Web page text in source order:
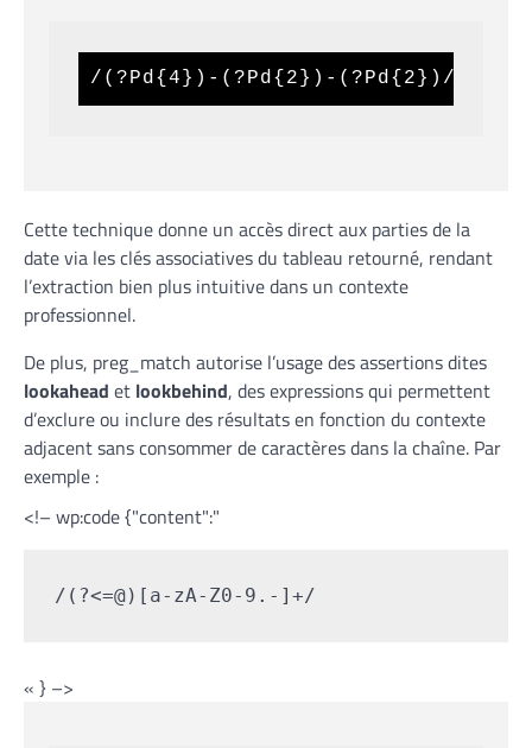
/(?Pd{4})-(?Pd{2})-(?Pd{2})/
Cette technique donne un accès direct aux parties de la
date via les clés associatives du tableau retourné, rendant
l’extraction bien plus intuitive dans un contexte
professionnel.
De plus, preg_match autorise l’usage des assertions dites
lookahead et lookbehind, des expressions qui permettent
d’exclure ou inclure des résultats en fonction du contexte
adjacent sans consommer de caractères dans la chaîne. Par
exemple :
<!– wp:code {"content":"
/(?<=@)[a-zA-Z0-9.-]+/
« } –>